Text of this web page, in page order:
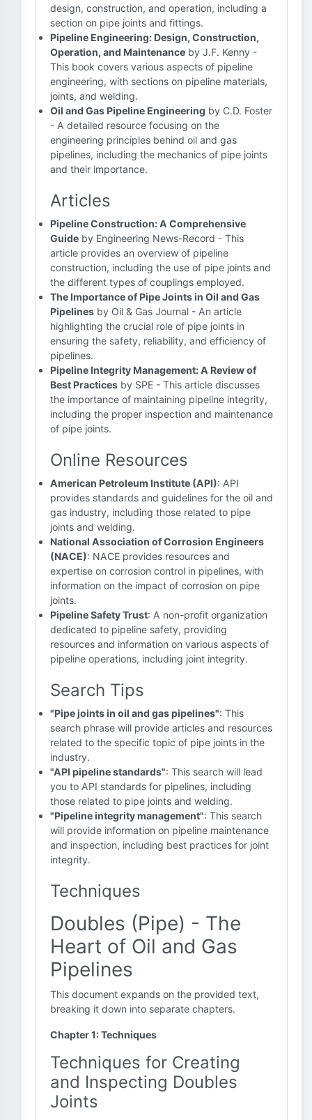
design, construction, and operation, including a
section on pipe joints and fittings.
Pipeline Engineering: Design, Construction,
Operation, and Maintenance by J.F. Kenny -
This book covers various aspects of pipeline
engineering, with sections on pipeline materials,
joints, and welding.
Oil and Gas Pipeline Engineering by C.D. Foster
- A detailed resource focusing on the
engineering principles behind oil and gas
pipelines, including the mechanics of pipe joints
and their importance.
Articles
Pipeline Construction: A Comprehensive
Guide by Engineering News-Record - This
article provides an overview of pipeline
construction, including the use of pipe joints and
the different types of couplings employed.
The Importance of Pipe Joints in Oil and Gas
Pipelines by Oil & Gas Journal - An article
highlighting the crucial role of pipe joints in
ensuring the safety, reliability, and efficiency of
pipelines.
Pipeline Integrity Management: A Review of
Best Practices by SPE - This article discusses
the importance of maintaining pipeline integrity,
including the proper inspection and maintenance
of pipe joints.
Online Resources
American Petroleum Institute (API): API
provides standards and guidelines for the oil and
gas industry, including those related to pipe
joints and welding.
National Association of Corrosion Engineers
(NACE): NACE provides resources and
expertise on corrosion control in pipelines, with
information on the impact of corrosion on pipe
joints.
Pipeline Safety Trust: A non-profit organization
dedicated to pipeline safety, providing
resources and information on various aspects of
pipeline operations, including joint integrity.
Search Tips
"Pipe joints in oil and gas pipelines": This
search phrase will provide articles and resources
related to the specific topic of pipe joints in the
industry.
"API pipeline standards": This search will lead
you to API standards for pipelines, including
those related to pipe joints and welding.
"Pipeline integrity management": This search
will provide information on pipeline maintenance
and inspection, including best practices for joint
integrity.
Techniques
Doubles (Pipe) - The
Heart of Oil and Gas
Pipelines
This document expands on the provided text,
breaking it down into separate chapters.
Chapter 1: Techniques
Techniques for Creating
and Inspecting Doubles
Joints